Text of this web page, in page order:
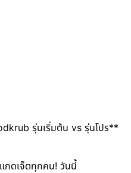
รุ่นเริ่มต้น vs รุ่นโปร**
กดเจ็ตทุกคน! วันนี้